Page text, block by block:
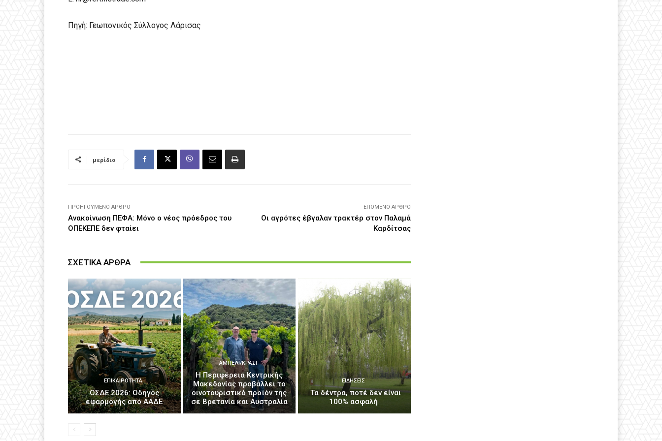
Πηγή: Γεωπονικός Σύλλογος Λάρισας
μερίδιο
ΠΡΟΗΓΟΎΜΕΝΟ ΆΡΘΡΟ
Ανακοίνωση ΠΕΦΑ: Μόνο ο νέος πρόεδρος του
ΟΠΕΚΕΠΕ δεν φταίει
ΕΠΌΜΕΝΟ ΆΡΘΡΟ
Οι αγρότες έβγαλαν τρακτέρ στον Παλαμά
Καρδίτσας
ΣΧΕΤΙΚΑ ΑΡΘΡΑ
ΕΠΙΚΑΙΡΌΤΗΤΑ
ΟΣΔΕ 2026: Οδηγός
εφαρμογής από ΑΑΔΕ
ΑΜΠΈΛΙ/ΚΡΑΣΊ
H Περιφέρεια Κεντρικής
Μακεδονίας προβάλλει το
οινοτουριστικό προϊόν της
σε Βρετανία και Αυστραλία
ΕΙΔΉΣΕΙΣ
Τα δέντρα, ποτέ δεν είναι
100% ασφαλή